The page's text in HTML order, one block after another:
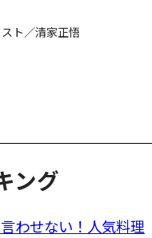
ト／清家正悟
ング